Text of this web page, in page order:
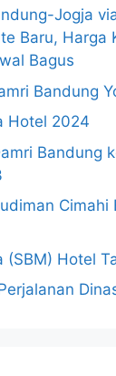
Jogja
Baru, Harga
Bagus
Bandung
Hotel 2024
Bandung
Cimahi
(SBM) Hotel